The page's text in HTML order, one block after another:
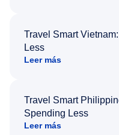
Travel Smart
Less
Leer más
Travel Smart
Spending Less
Leer más